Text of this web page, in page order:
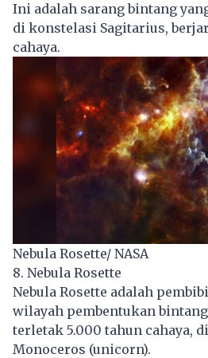
Ini adalah sarang bintang
di konstelasi Sagitarius,
cahaya.
Nebula Rosette/ NASA
8. Nebula Rosette
Nebula Rosette adalah
wilayah pembentukan
terletak 5.000 tahun cahaya,
Monoceros (unicorn).